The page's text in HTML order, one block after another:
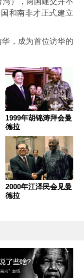
和南非才正式建立
，成为首位访华的
1999年胡锦涛拜会曼
德拉
2000年江泽民会见曼
德拉